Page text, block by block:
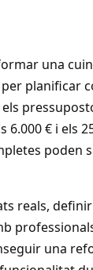
una
planificar
€ i els
poden
reals,
una